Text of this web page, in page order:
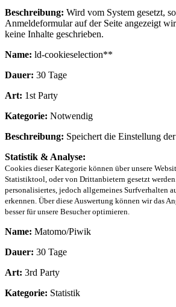
Beschreibung: Wird vom System gesetzt,
Anmeldeformular auf der Seite angezeigt
keine Inhalte geschrieben.
Name: ld-cookieselection**
Dauer: 30 Tage
Art: 1st Party
Kategorie: Notwendig
Beschreibung: Speichert die Einstellung
Statistik & Analyse:
Cookies dieser Kategorie können über unsere
Statistiktool, oder von Drittanbietern gesetzt
personalisiertes, jedoch allgemeines Surfverhalten
erkennen. Über diese Auswertung können wir das
besser für unsere Besucher optimieren.
Name: Matomo/Piwik
Dauer: 30 Tage
Art: 3rd Party
Kategorie: Statistik